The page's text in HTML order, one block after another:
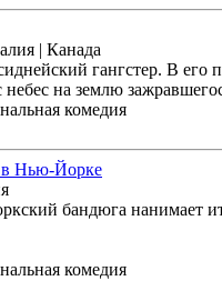
| Канада
гангстер. В его
на землю
комедия
в Нью-Йорке
бандюга нанимает
комедия